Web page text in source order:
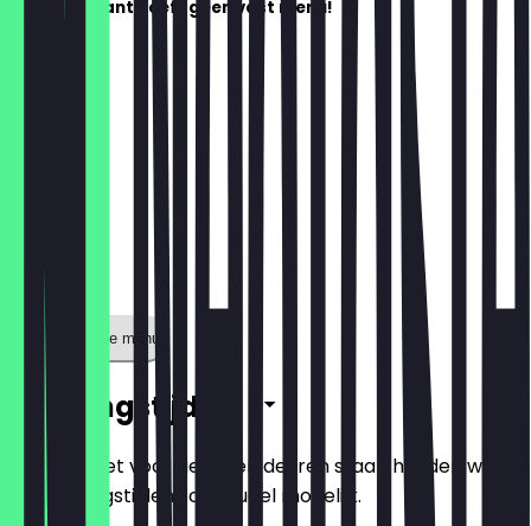
Dit restaurant heeft geen vast menu!
Toon volledige menu
Openingstijden
Zodat je niet voor gesloten deuren staat, houden we
de openingstijden zo actueel mogelijk.